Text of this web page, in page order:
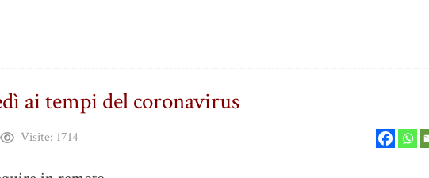
ai tempi del coronavirus
Visite: 1714